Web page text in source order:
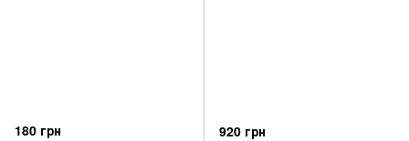
180 грн 920 грн